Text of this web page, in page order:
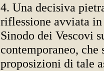
4. Una decisiva
riflessione avviata
Sinodo dei Vescovi
contemporaneo,
proposizioni di tale